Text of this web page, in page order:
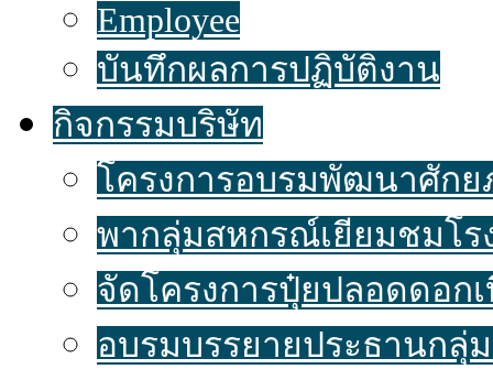
Employee
บันทึกผลการปฏิบัติงาน
กิจกรรมบริษัท
โครงการอบรมพัฒนาศัก
พากลุ่มสหกรณ์เยี่ยมชมโร
จัดโครงการปุ๋ยปลอดดอก
อบรมบรรยายประธานก